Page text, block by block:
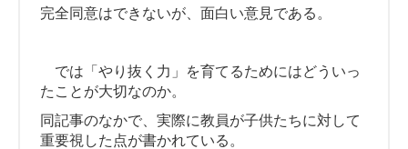
完全同意はできないが、面白い意見である。
では「やり抜く力」を育てるためにはどういっ
たことが大切なのか。
同記事のなかで、実際に教員が子供たちに対して
重要視した点が書かれている。